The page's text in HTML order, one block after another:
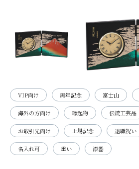
VIP向け 周年記念 富士山
海外の方向け 縁起物 伝統工芸品
お取引先向け 上場記念 退職祝い
名入れ可 重い 漆器